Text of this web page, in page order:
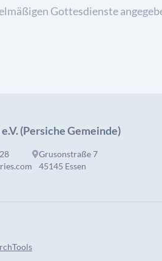
Gottesdienste
(Persiche Gemeinde)
Grusonstraße 7
45145 Essen